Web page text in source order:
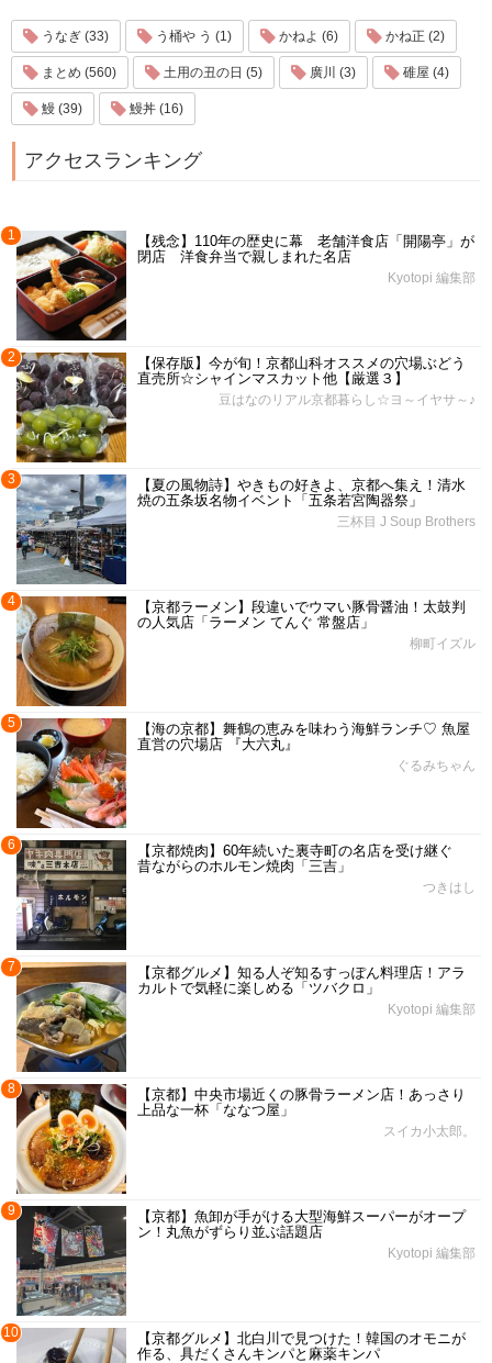
うなぎ (33) う桶や う (1) かねよ (6) かね正 (2)
まとめ (560) 土用の丑の日 (5) 廣川 (3) 碓屋 (4)
鰻 (39) 鰻丼 (16)
アクセスランキング
1
【残念】110年の歴史に幕 老舗洋食店「開陽亭」が
閉店 洋食弁当で親しまれた名店
Kyotopi 編集部
2
【保存版】今が旬！京都山科オススメの穴場ぶどう
直売所☆シャインマスカット他【厳選３】
豆はなのリアル京都暮らし☆ヨ～イヤサ～♪
3
【夏の風物詩】やきもの好きよ、京都へ集え！清水
焼の五条坂名物イベント「五条若宮陶器祭」
三杯目 J Soup Brothers
4
【京都ラーメン】段違いでウマい豚骨醤油！太鼓判
の人気店「ラーメン てんぐ 常盤店」
柳町イズル
5
【海の京都】舞鶴の恵みを味わう海鮮ランチ♡ 魚屋
直営の穴場店 『大六丸』
ぐるみちゃん
6
【京都焼肉】60年続いた裏寺町の名店を受け継ぐ
昔ながらのホルモン焼肉「三吉」
つきはし
7
【京都グルメ】知る人ぞ知るすっぽん料理店！アラ
カルトで気軽に楽しめる「ツバクロ」
Kyotopi 編集部
8
【京都】中央市場近くの豚骨ラーメン店！あっさり
上品な一杯「ななつ屋」
スイカ小太郎。
9
【京都】魚卸が手がける大型海鮮スーパーがオープ
ン！丸魚がずらり並ぶ話題店
Kyotopi 編集部
10
【京都グルメ】北白川で見つけた！韓国のオモニが
作る、具だくさんキンパと麻薬キンパ